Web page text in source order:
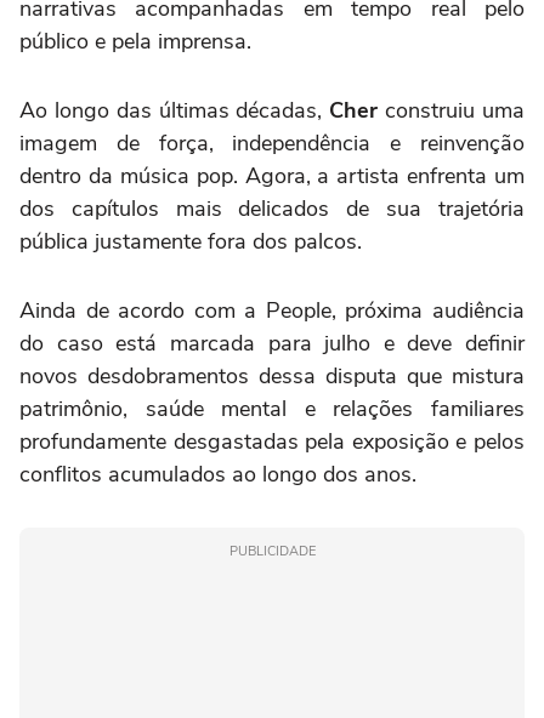
narrativas acompanhadas em tempo real pelo
público e pela imprensa.
Ao longo das últimas décadas, Cher construiu uma
imagem de força, independência e reinvenção
dentro da música pop. Agora, a artista enfrenta um
dos capítulos mais delicados de sua trajetória
pública justamente fora dos palcos.
Ainda de acordo com a People, próxima audiência
do caso está marcada para julho e deve definir
novos desdobramentos dessa disputa que mistura
patrimônio, saúde mental e relações familiares
profundamente desgastadas pela exposição e pelos
conflitos acumulados ao longo dos anos.
PUBLICIDADE